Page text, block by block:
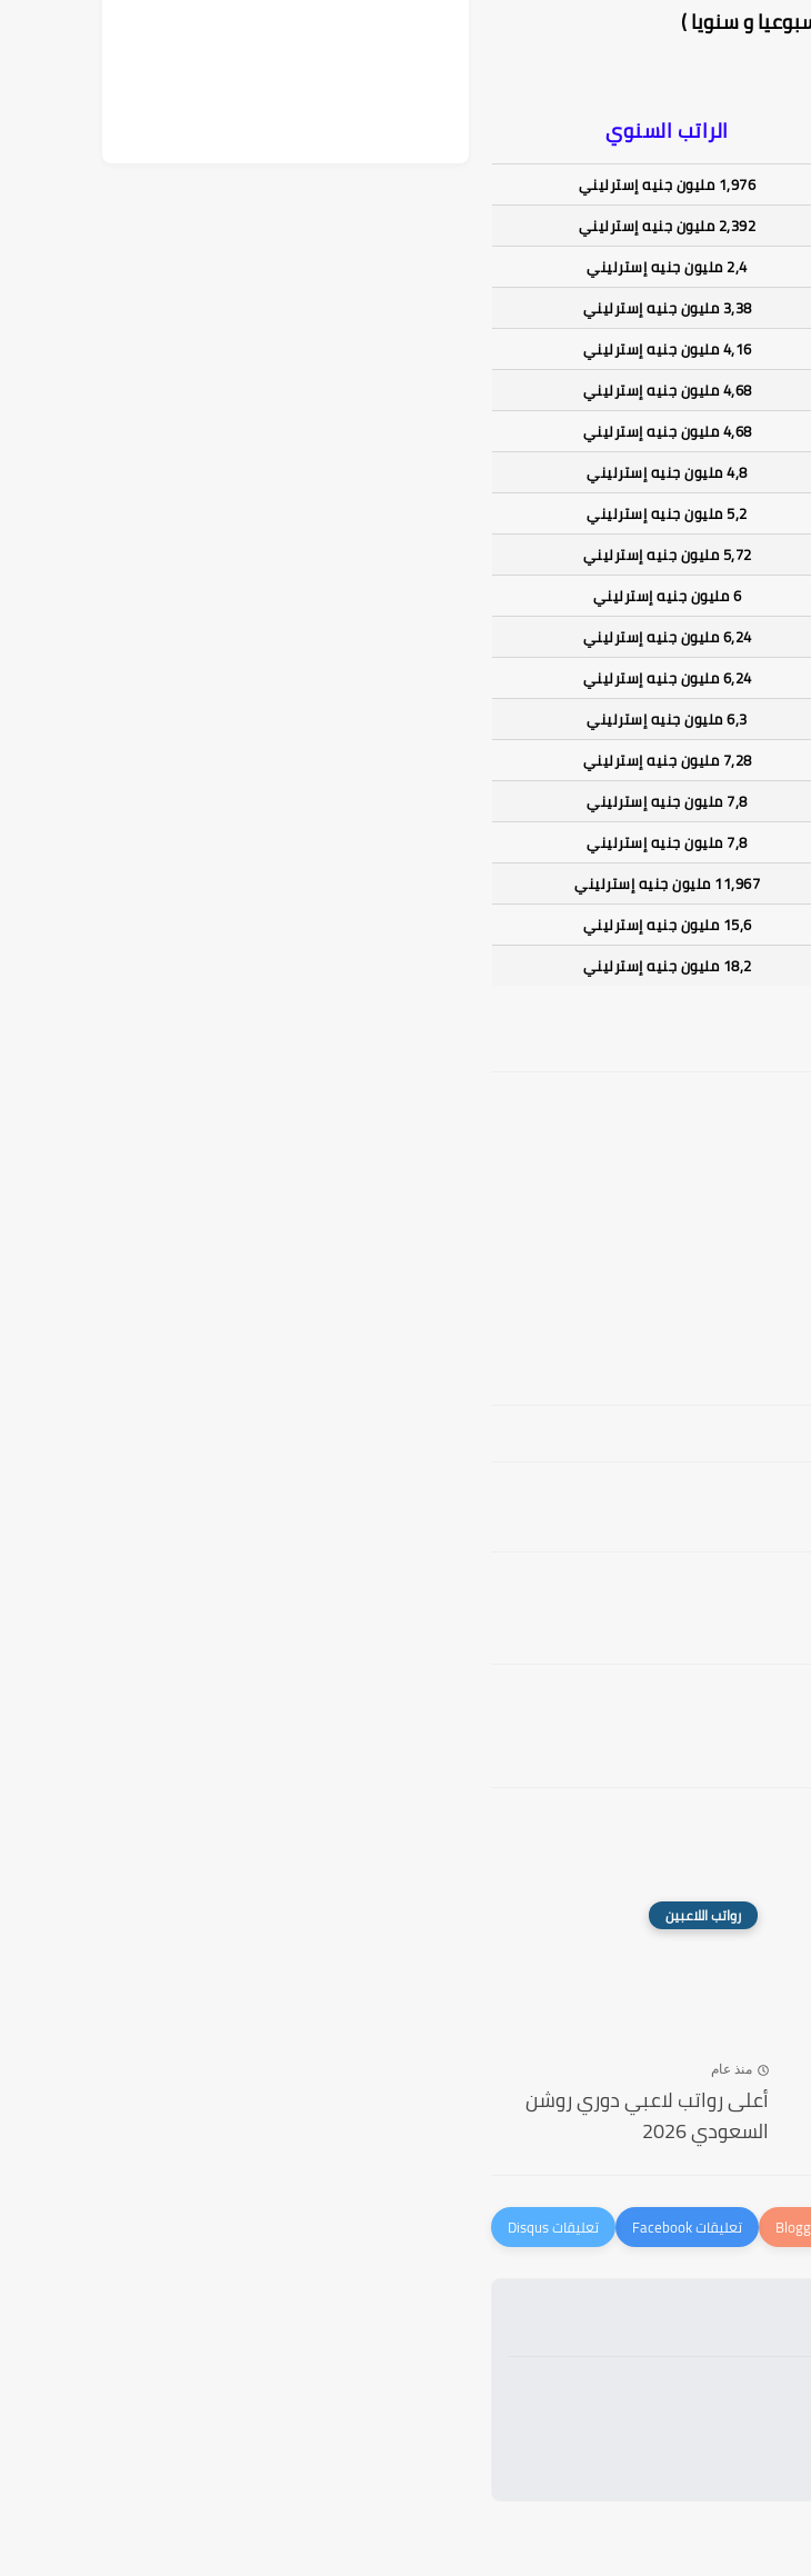
الراتب السنوي
1,976 مليون جنيه إسترليني
2,392 مليون جنيه إسترليني
2,4 مليون جنيه إسترليني
3,38 مليون جنيه إسترليني
4,16 مليون جنيه إسترليني
4,68 مليون جنيه إسترليني
4,68 مليون جنيه إسترليني
4,8 مليون جنيه إسترليني
5,2 مليون جنيه إسترليني
5,72 مليون جنيه إسترليني
6 مليون جنيه إسترليني
6,24 مليون جنيه إسترليني
6,24 مليون جنيه إسترليني
6,3 مليون جنيه إسترليني
7,28 مليون جنيه إسترليني
7,8 مليون جنيه إسترليني
7,8 مليون جنيه إسترليني
11,967 مليون جنيه إسترليني
15,6 مليون جنيه إسترليني
18,2 مليون جنيه إسترليني
رواتب اللاعبين
منذ عام
أعلى رواتب لاعبي دوري روشن
السعودي 2026